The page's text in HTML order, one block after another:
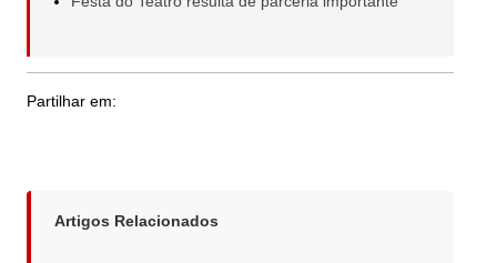
Partilhar em:
Artigos Relacionados